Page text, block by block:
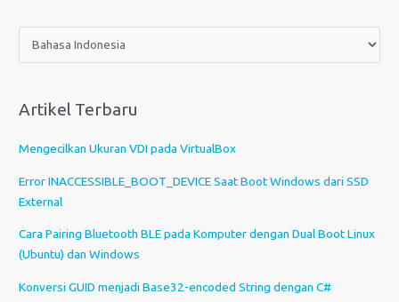
h
b
u
h
b
a
Artikel Terbaru
Mengecilkan Ukuran VDI pada VirtualBox
Error INACCESSIBLE_BOOT_DEVICE Saat Boot Windows dari SSD
External
Cara Pairing Bluetooth BLE pada Komputer dengan Dual Boot Linux
(Ubuntu) dan Windows
Konversi GUID menjadi Base32-encoded String dengan C#